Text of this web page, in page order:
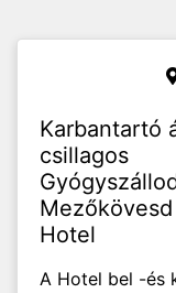
Karbantartó
csillagos
Hotel
A Hotel bel -és